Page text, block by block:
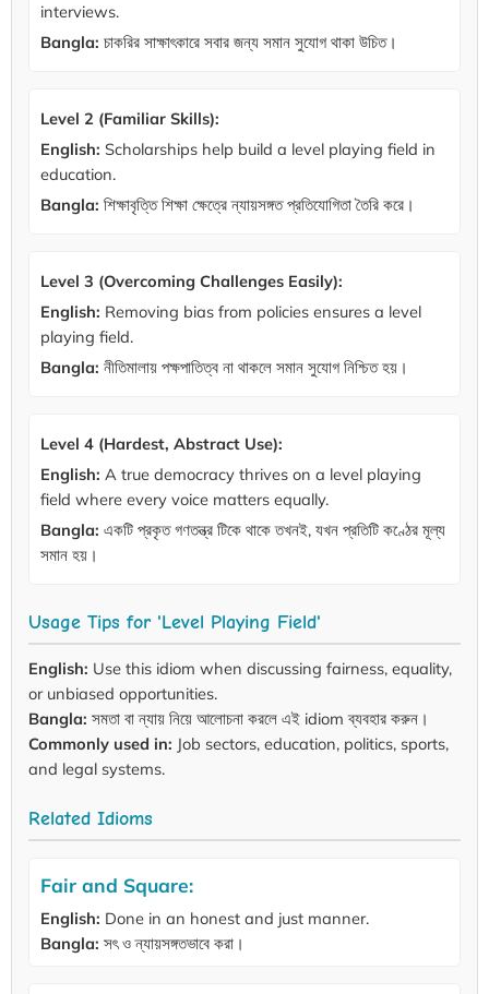
interviews.
Bangla: চাকরির সাক্ষাৎকারে সবার জন্য সমান সুযোগ থাকা উচিত।
Level 2 (Familiar Skills):
English: Scholarships help build a level playing field in
education.
Bangla: শিক্ষাবৃত্তি শিক্ষা ক্ষেত্রে ন্যায়সঙ্গত প্রতিযোগিতা তৈরি করে।
Level 3 (Overcoming Challenges Easily):
English: Removing bias from policies ensures a level
playing field.
Bangla: নীতিমালায় পক্ষপাতিত্ব না থাকলে সমান সুযোগ নিশ্চিত হয়।
Level 4 (Hardest, Abstract Use):
English: A true democracy thrives on a level playing
field where every voice matters equally.
Bangla: একটি প্রকৃত গণতন্ত্র টিকে থাকে তখনই, যখন প্রতিটি কণ্ঠের মূল্য
সমান হয়।
Usage Tips for 'Level Playing Field'
English: Use this idiom when discussing fairness, equality,
or unbiased opportunities.
Bangla: সমতা বা ন্যায় নিয়ে আলোচনা করলে এই idiom ব্যবহার করুন।
Commonly used in: Job sectors, education, politics, sports,
and legal systems.
Related Idioms
Fair and Square:
English: Done in an honest and just manner.
Bangla: সৎ ও ন্যায়সঙ্গতভাবে করা।